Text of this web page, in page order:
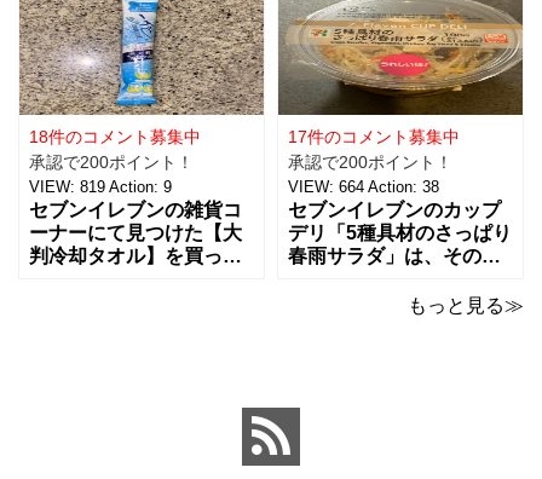
り、ちょっとした休憩時
間にもおすすめ！！ 税込
238円で、３種類（アー
モンド、ピーナッツ、ヘ
ーゼルナッツ）×４個ずつ
入ったチョコアソ
くなっただけで、定番と
同じ味で美味しいです。
マヨネーズは好みがそれ
ぞれあるようなのですけ
ど、私はキューピー派。
ただここ最近は健
18件のコメント募集中
承認で200ポイント！
VIEW: 819 Action: 9
セブンイレブンの雑貨コ
ーナーにて見つけた【大
判冷却タオル】を買って
17件のコメント募集中
承認で200ポイント！
VIEW: 664 Action: 38
セブンイレブンのカップ
デリ「5種具材のさっぱり
春雨サラダ」は、その名
わいで、食欲がないとき
した食感と、具材
もっと見る≫